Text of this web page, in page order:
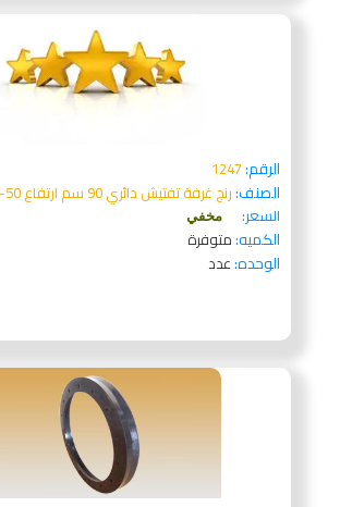
الرقم:1247
الصنف:رنج غرفة تفتيش دائري 90 سم ارتفاع 50-25 سم
السعر:
مخفي
الكميه:متوفرة
الوحده:عدد